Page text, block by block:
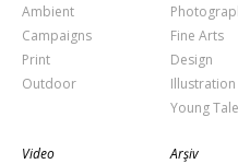
Ambient
Campaigns
Print
Outdoor
Fine Arts
Design
Illustration
Young
Video
Arşiv